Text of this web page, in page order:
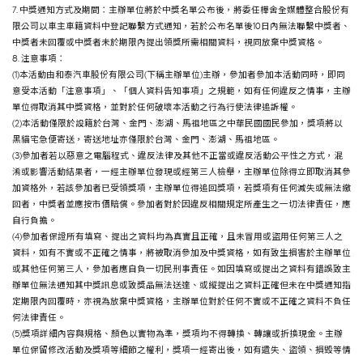
7. 中獎通知方式及期間：主辦單位將於中獎名單公布後，將委任樺舍全媒體整合股份有
限公司以車主車籍資料中登記聯繫方式通知，若於公布名單後10日內無法聯繫中獎者、
中獎者未回覆或中獎者未於期限內提出領獎所需相關資料，視同放棄中獎資格。
8. 注意事項：
(1)本活動由和泰汽車股份有限公司(下稱主辦單位)主辦，參加者參加本活動同時，即同
意受本活動「注意事項」、「個人資料告知事項」之規範，如有任何違反之情事，主辦
單位得取消其中獎資格，並對於任何破壞本活動之行為行使法律追訴權。
(2)本活動僅限於設籍於台灣、金門、澎湖、馬祖地區之中華民國國民參加，獎項將以
黑貓宅急便寄送，寄送地址亦僅限於台灣、金門、澎湖、馬祖地區。
(3)參加者若以惡意之電腦程式、違反法律及其他不正當或違反活動公平性之方式，混
淆或影響活動結果者，一經主辦單位發現或經第三人檢舉，主辦單位除得立即取消其參
加資格外，若該參加者已受領獎項，主辦單位得追回獎項，若獎項有任何滅失或無法繳
回者，中獎者並應按市價賠償。參加者對於因違反相關規定所產生之一切法律責任，應
自行負擔。
(4)參加者保證所有填寫、提出之資料均為真實且正確，且未冒用或盜用任何第三人之
資料，如有不實或不正確之情事，將被取消參加及中獎資格，如有致生損害於主辦單位
或其他任何第三人，參加者應自負一切民刑事責任。如因填寫或提出之資料有錯誤致主
辦單位無法通知其中獎訊息或致獎品無法送達、或縱提出之資料正確但未在中獎通知指
定期限內回覆時，亦視為放棄中獎資格，主辦單位對於任何不實或不正確之資料不負任
何法律責任。
(5)獎項詳細內容與規格、顏色以實物為準，獎項均不得轉換、轉讓或折換現金。主辦
單位保留修改活動及獎項等細節之權利，獎項一經寄出後，如有遺失、盜領、損毀等情